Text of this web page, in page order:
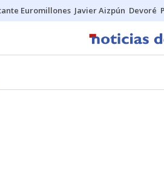
Euromillones Javier Aizpún Devoré